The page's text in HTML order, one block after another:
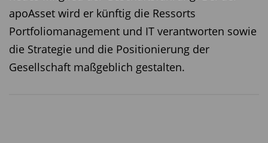
apoAsset wird er künftig die Ressorts
Portfoliomanagement und IT verantworten sowie
die Strategie und die Positionierung der
Gesellschaft maßgeblich gestalten.